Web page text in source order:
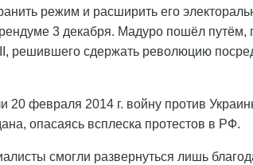
режим и расширить его
3 декабря. Мадуро пошёл путём,
решившего сдержать революцию
20 февраля 2014 г. войну против
опасаясь всплеска протестов в РФ.
смогли развернуться лишь